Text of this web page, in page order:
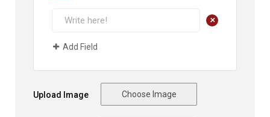
+
Add Field
Upload Image Choose Image